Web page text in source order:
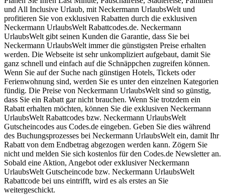
und All Inclusive Urlaub, mit Neckermann UrlaubsWelt und
profitieren Sie von exklusiven Rabatten durch die exklusiven
Neckermann UrlaubsWelt Rabattcodes.de. Neckermann
UrlaubsWelt gibt seinen Kunden die Garantie, dass Sie bei
Neckermann UrlaubsWelt immer die günstigsten Preise erhalten
werden. Die Webseite ist sehr unkompliziert aufgebaut, damit Sie
ganz schnell und einfach auf die Schnäppchen zugreifen können.
Wenn Sie auf der Suche nach günstigen Hotels, Tickets oder
Ferienwohnung sind, werden Sie es unter den einzelnen Kategorien
fündig. Die Preise von Neckermann UrlaubsWelt sind so günstig,
dass Sie ein Rabatt gar nicht brauchen. Wenn Sie trotzdem ein
Rabatt erhalten möchten, können Sie die exklusiven Neckermann
UrlaubsWelt Rabattcodes bzw. Neckermann UrlaubsWelt
Gutscheincodes aus Codes.de eingeben. Geben Sie dies während
des Buchungsprozesses bei Neckermann UrlaubsWelt ein, damit Ihr
Rabatt von dem Endbetrag abgezogen werden kann. Zögern Sie
nicht und melden Sie sich kostenlos für den Codes.de Newsletter an.
Sobald eine Aktion, Angebot oder exklusiver Neckermann
UrlaubsWelt Gutscheincode bzw. Neckermann UrlaubsWelt
Rabattcode bei uns eintrifft, wird es als erstes an Sie
weitergeschickt.